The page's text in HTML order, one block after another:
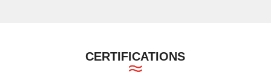
CERTIFICATIONS